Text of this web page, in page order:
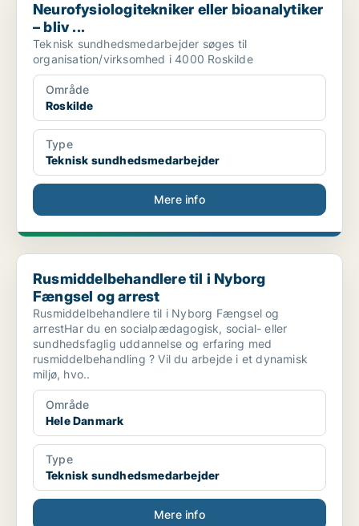
Neurofysiologitekniker eller bioanalytiker
– bliv ...
Teknisk sundhedsmedarbejder søges til
organisation/virksomhed i 4000 Roskilde
Område
Roskilde
Type
Teknisk sundhedsmedarbejder
Mere info
Rusmiddelbehandlere til i Nyborg Fængsel og arrest
Rusmiddelbehandlere til i Nyborg
Fængsel og arrest
Rusmiddelbehandlere til i Nyborg Fængsel og
arrestHar du en socialpædagogisk, social- eller
sundhedsfaglig uddannelse og erfaring med
rusmiddelbehandling ? Vil du arbejde i et dynamisk
miljø, hvo..
Område
Hele Danmark
Type
Teknisk sundhedsmedarbejder
Mere info